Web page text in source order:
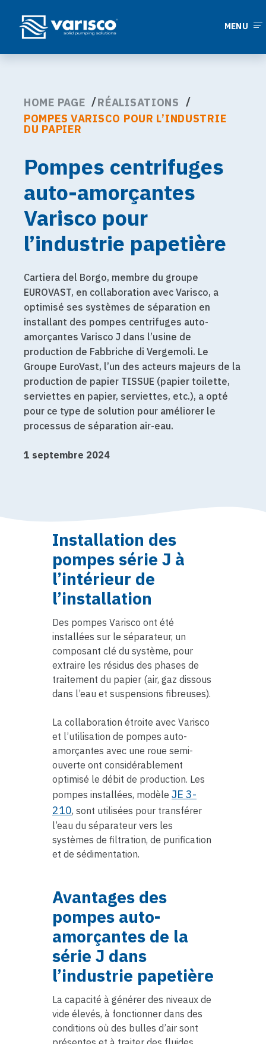
MENU
HOME PAGE
RÉALISATIONS
POMPES VARISCO POUR L’INDUSTRIE
DU PAPIER
Pompes centrifuges
auto-amorçantes
Varisco pour
l’industrie papetière
Cartiera del Borgo, membre du groupe
EUROVAST, en collaboration avec Varisco, a
optimisé ses systèmes de séparation en
installant des pompes centrifuges auto-
amorçantes Varisco J dans l’usine de
production de Fabbriche di Vergemoli. Le
Groupe EuroVast, l’un des acteurs majeurs de la
production de papier TISSUE (papier toilette,
serviettes en papier, serviettes, etc.), a opté
pour ce type de solution pour améliorer le
processus de séparation air-eau.
1 septembre 2024
Installation des
pompes série J à
l’intérieur de
l’installation
Des pompes Varisco ont été
installées sur le séparateur, un
composant clé du système, pour
extraire les résidus des phases de
traitement du papier (air, gaz dissous
dans l’eau et suspensions fibreuses).
La collaboration étroite avec Varisco
et l’utilisation de pompes auto-
amorçantes avec une roue semi-
ouverte ont considérablement
optimisé le débit de production. Les
pompes installées, modèle JE 3-
210, sont utilisées pour transférer
l’eau du séparateur vers les
systèmes de filtration, de purification
et de sédimentation.
Avantages des
pompes auto-
amorçantes de la
série J dans
l’industrie papetière
La capacité à générer des niveaux de
vide élevés, à fonctionner dans des
conditions où des bulles d’air sont